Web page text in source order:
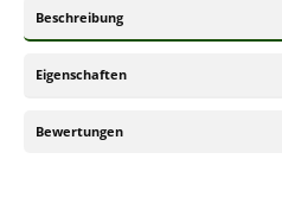
Beschreibung
Eigenschaften
Bewertungen